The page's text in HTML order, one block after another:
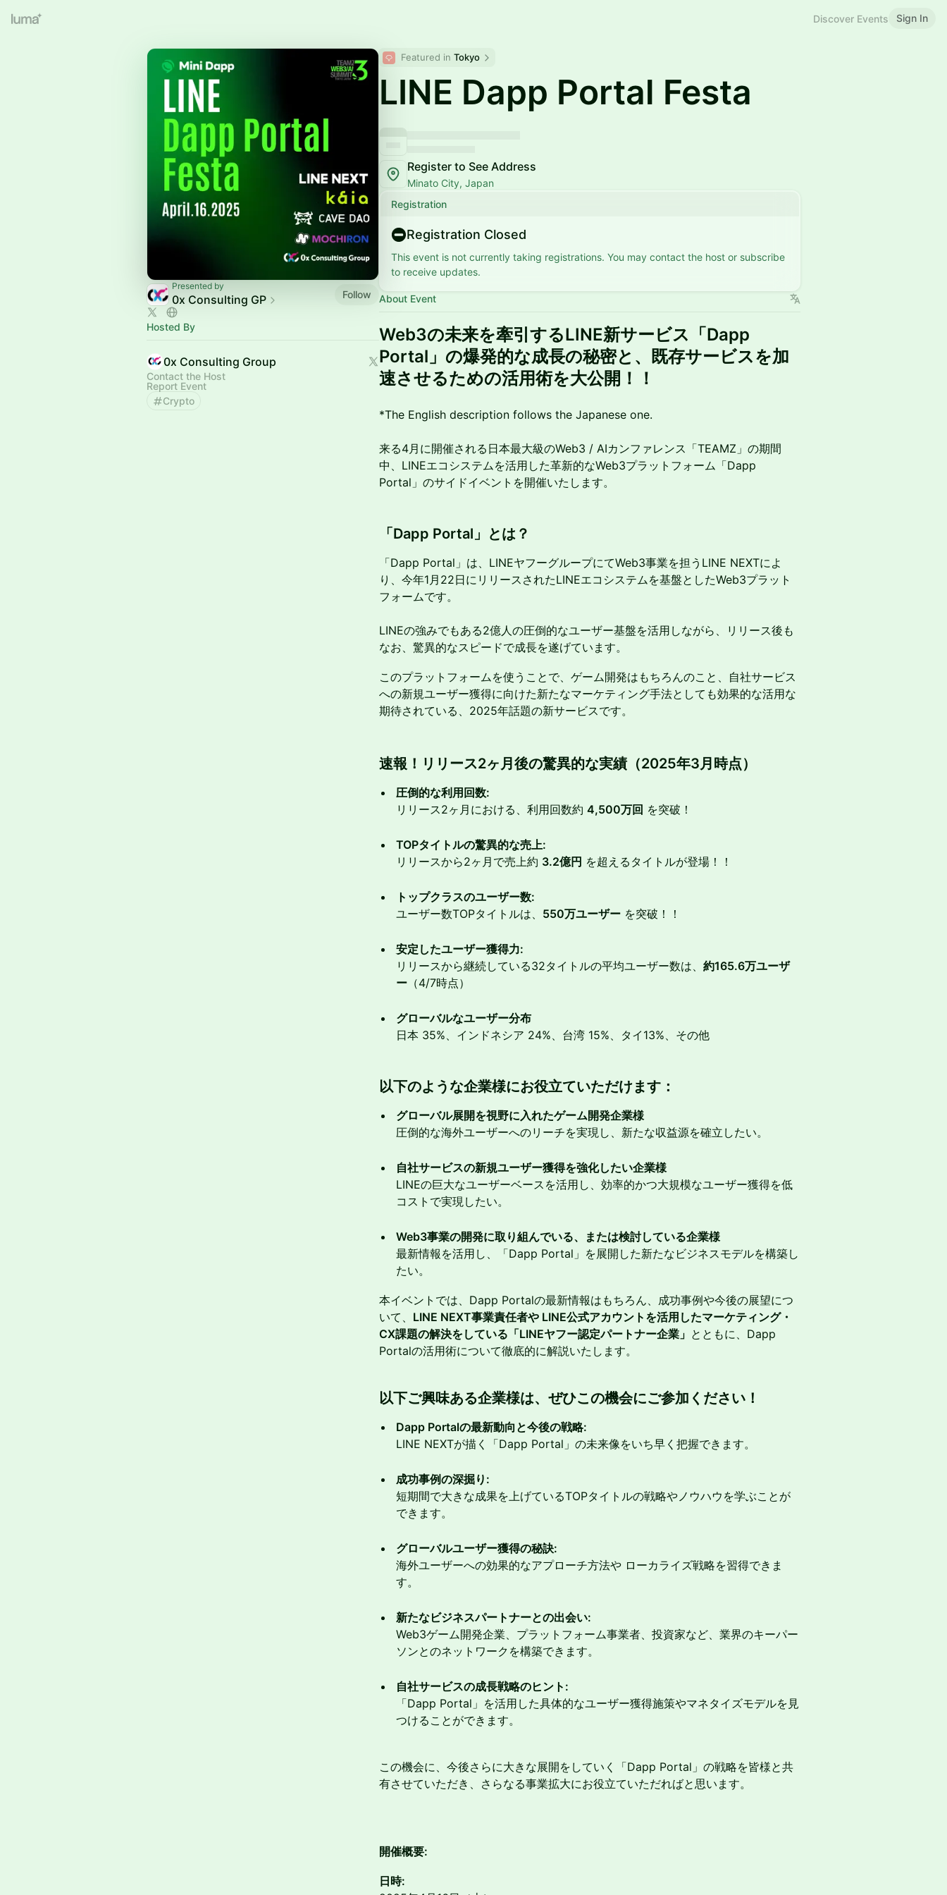
Discover Events Sign In
Presented by
0x Consulting GP Follow
Hosted By
0x Consulting Group
Contact the Host
Report Event
Crypto
Featured in Tokyo
LINE Dapp Portal Festa
Register to See Address
Minato City, Japan
Registration
Registration Closed
This event is not currently taking registrations. You may contact the host or subscribe
to receive updates.
About Event
Web3の未来を牽引するLINE新サービス「Dapp
Portal」の爆発的な成長の秘密と、既存サービスを加
速させるための活用術を大公開！！
*The English description follows the Japanese one.
来る4月に開催される日本最大級のWeb3 / AIカンファレンス「TEAMZ」の期間
中、LINEエコシステムを活用した革新的なWeb3プラットフォーム「Dapp
Portal」のサイドイベントを開催いたします。
「Dapp Portal」とは？
「Dapp Portal」は、LINEヤフーグループにてWeb3事業を担うLINE NEXTによ
り、今年1月22日にリリースされたLINEエコシステムを基盤としたWeb3プラット
フォームです。
LINEの強みでもある2億人の圧倒的なユーザー基盤を活用しながら、リリース後も
なお、驚異的なスピードで成長を遂げています。
このプラットフォームを使うことで、ゲーム開発はもちろんのこと、自社サービス
への新規ユーザー獲得に向けた新たなマーケティング手法としても効果的な活用な
期待されている、2025年話題の新サービスです。
速報！リリース2ヶ月後の驚異的な実績（2025年3月時点）
圧倒的な利用回数:
リリース2ヶ月における、利用回数約 4,500万回 を突破！
TOPタイトルの驚異的な売上:
リリースから2ヶ月で売上約 3.2億円 を超えるタイトルが登場！！
トップクラスのユーザー数:
ユーザー数TOPタイトルは、 550万ユーザー を突破！！
安定したユーザー獲得力:
リリースから継続している32タイトルの平均ユーザー数は、 約165.6万ユーザ
ー （4/7時点）
グローバルなユーザー分布
日本 35%、インドネシア 24%、台湾 15%、タイ13%、その他
以下のような企業様にお役立ていただけます：
グローバル展開を視野に入れたゲーム開発企業様
圧倒的な海外ユーザーへのリーチを実現し、新たな収益源を確立したい。
自社サービスの新規ユーザー獲得を強化したい企業様
LINEの巨大なユーザーベースを活用し、効率的かつ大規模なユーザー獲得を低
コストで実現したい。
Web3事業の開発に取り組んでいる、または検討している企業様
最新情報を活用し、「Dapp Portal」を展開した新たなビジネスモデルを構築し
たい。
本イベントでは、Dapp Portalの最新情報はもちろん、成功事例や今後の展望につ
いて、 LINE NEXT事業責任者や LINE公式アカウントを活用したマーケティング・
CX課題の解決をしている「LINEヤフー認定パートナー企業」 とともに、Dapp
Portalの活用術について徹底的に解説いたします。
以下ご興味ある企業様は、ぜひこの機会にご参加ください！
Dapp Portalの最新動向と今後の戦略:
LINE NEXTが描く「Dapp Portal」の未来像をいち早く把握できます。
成功事例の深掘り:
短期間で大きな成果を上げているTOPタイトルの戦略やノウハウを学ぶことが
できます。
グローバルユーザー獲得の秘訣:
海外ユーザーへの効果的なアプローチ方法や ローカライズ戦略を習得できま
す。
新たなビジネスパートナーとの出会い:
Web3ゲーム開発企業、プラットフォーム事業者、投資家など、業界のキーパー
ソンとのネットワークを構築できます。
自社サービスの成長戦略のヒント:
「Dapp Portal」を活用した具体的なユーザー獲得施策やマネタイズモデルを見
つけることができます。
この機会に、今後さらに大きな展開をしていく「Dapp Portal」の戦略を皆様と共
有させていただき、さらなる事業拡大にお役立ていただればと思います。
開催概要:
日時: